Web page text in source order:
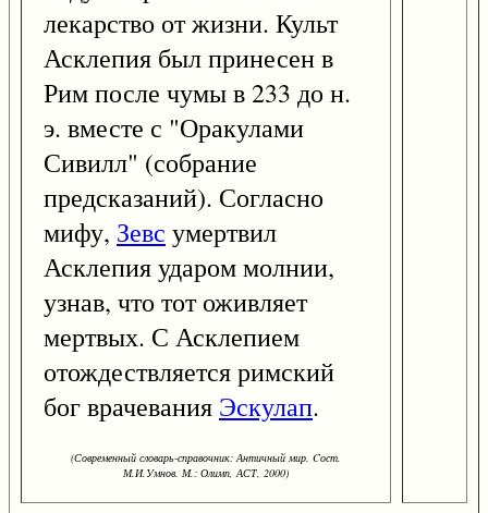
лекарство от жизни. Культ
Асклепия был принесен в
Рим после чумы в 233 до н.
э. вместе с "Оракулами
Сивилл" (собрание
предсказаний). Согласно
мифу, Зевс умертвил
Асклепия ударом молнии,
узнав, что тот оживляет
мертвых. С Асклепием
отождествляется римский
бог врачевания Эскулап.
(Современный словарь-справочник: Античный мир. Cост.
М.И.Умнов. М.: Олимп, АСТ, 2000)